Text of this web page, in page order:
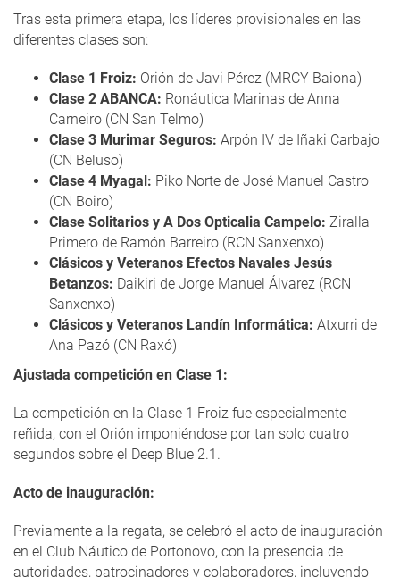
Tras esta primera etapa, los líderes provisionales en las
diferentes clases son:
Clase 1 Froiz: Orión de Javi Pérez (MRCY Baiona)
Clase 2 ABANCA: Ronáutica Marinas de Anna
Carneiro (CN San Telmo)
Clase 3 Murimar Seguros: Arpón IV de Iñaki Carbajo
(CN Beluso)
Clase 4 Myagal: Piko Norte de José Manuel Castro
(CN Boiro)
Clase Solitarios y A Dos Opticalia Campelo: Ziralla
Primero de Ramón Barreiro (RCN Sanxenxo)
Clásicos y Veteranos Efectos Navales Jesús
Betanzos: Daikiri de Jorge Manuel Álvarez (RCN
Sanxenxo)
Clásicos y Veteranos Landín Informática: Atxurri de
Ana Pazó (CN Raxó)
Ajustada competición en Clase 1:
La competición en la Clase 1 Froiz fue especialmente
reñida, con el Orión imponiéndose por tan solo cuatro
segundos sobre el Deep Blue 2.1.
Acto de inauguración:
Previamente a la regata, se celebró el acto de inauguración
en el Club Náutico de Portonovo, con la presencia de
autoridades, patrocinadores y colaboradores, incluyendo